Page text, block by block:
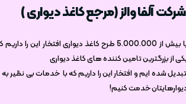
شرکت آلفا والز (مرجع کاغذ دیواری )
با بیش از 5.000.000 طرح کاغذ دیواری افتخار این
از بزرگترین تامین کننده های کاغذ دیواری
شده ایم و افتخار این را داریم که با خدمات بی نظیر به
خدمت کنیم!